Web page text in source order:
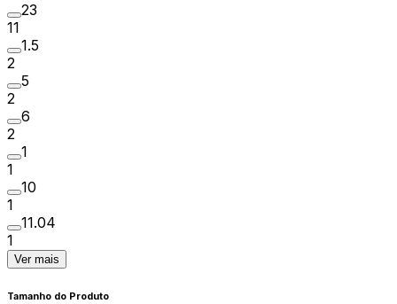
23
11
1.5
2
5
2
6
2
1
1
10
1
11.04
1
Ver mais
Tamanho do Produto